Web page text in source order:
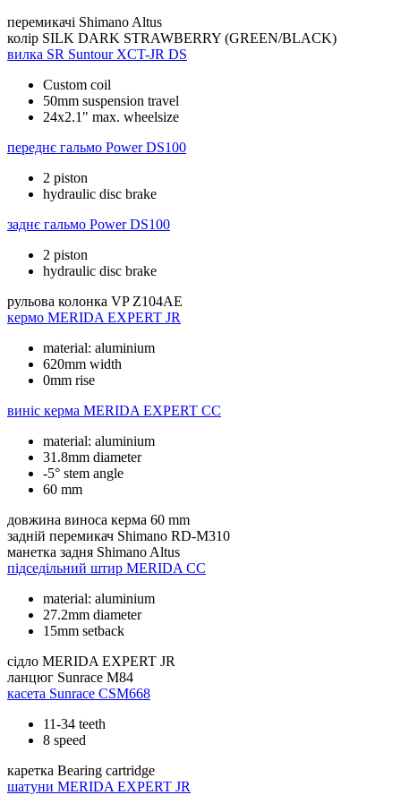
перемикачі Shimano Altus
колір SILK DARK STRAWBERRY (GREEN/BLACK)
вилка SR Suntour XCT-JR DS
Custom coil
50mm suspension travel
24x2.1" max. wheelsize
переднє гальмо Power DS100
2 piston
hydraulic disc brake
заднє гальмо Power DS100
2 piston
hydraulic disc brake
рульова колонка VP Z104AE
кермо MERIDA EXPERT JR
material: aluminium
620mm width
0mm rise
виніс керма MERIDA EXPERT CC
material: aluminium
31.8mm diameter
-5° stem angle
60 mm
довжина виноса керма 60 mm
задній перемикач Shimano RD-M310
манетка задня Shimano Altus
підседільний штир MERIDA CC
material: aluminium
27.2mm diameter
15mm setback
сідло MERIDA EXPERT JR
ланцюг Sunrace M84
касета Sunrace CSM668
11-34 teeth
8 speed
каретка Bearing cartridge
шатуни MERIDA EXPERT JR